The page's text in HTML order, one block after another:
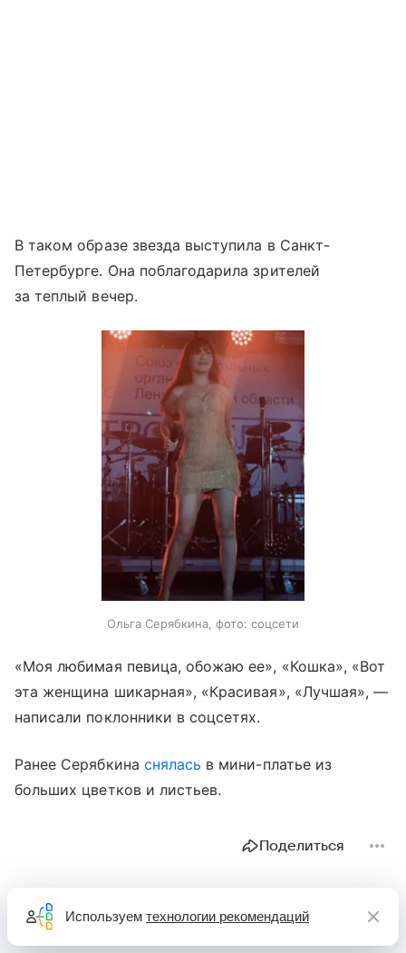
В таком образе звезда выступила в Санкт-
Петербурге. Она поблагодарила зрителей
за теплый вечер.
Ольга Серябкина, фото: соцсети
«Моя любимая певица, обожаю ее», «Кошка», «Вот
эта женщина шикарная», «Красивая», «Лучшая», —
написали поклонники в соцсетях.
Ранее Серябкина снялась в мини-платье из
больших цветков и листьев.
Поделиться
Используем технологии рекомендаций